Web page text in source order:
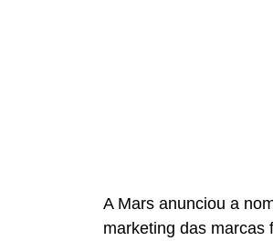
A Mars anunciou a
marketing das marcas